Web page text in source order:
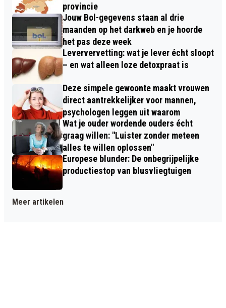
provincie
Jouw Bol-gegevens staan al drie
maanden op het darkweb en je hoorde
het pas deze week
Leververvetting: wat je lever écht sloopt
– en wat alleen loze detoxpraat is
Deze simpele gewoonte maakt vrouwen
direct aantrekkelijker voor mannen,
psychologen leggen uit waarom
Wat je ouder wordende ouders écht
graag willen: "Luister zonder meteen
alles te willen oplossen"
Europese blunder: De onbegrijpelijke
productiestop van blusvliegtuigen
Meer artikelen